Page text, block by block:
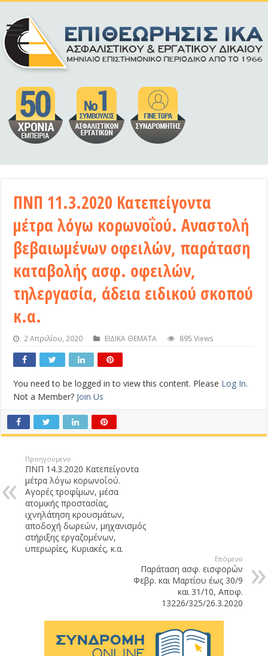
ΠΝΠ 11.3.2020 Κατεπείγοντα
μέτρα λόγω κορωνοΐού. Αναστολή
βεβαιωμένων οφειλών, παράταση
καταβολής ασφ. οφειλών,
τηλεργασία, άδεια ειδικού σκοπού
κ.α.
2 Απριλίου, 2020 ΕΙΔΙΚΑ ΘΕΜΑΤΑ 895 Views
You need to be logged in to view this content. Please Log In.
Not a Member? Join Us
Προηγούμενο
ΠΝΠ 14.3.2020 Κατεπείγοντα
μέτρα λόγω κορωνοΐού.
Αγορές τροφίμων, μέσα
ατομικής προστασίας,
ιχνηλάτηση κρουσμάτων,
αποδοχή δωρεών, μηχανισμός
στήριξης εργαζομένων,
υπερωρίες, Κυριακές, κ.α.
Επόμενο
Παράταση ασφ. εισφορών
Φεβρ. και Μαρτίου έως 30/9
και 31/10, Αποφ.
13226/325/26.3.2020